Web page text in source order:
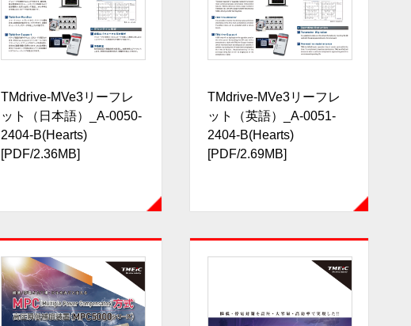
TMdrive-MVe3リーフレ
ット（日本語）_A-0050-
2404-B(Hearts)
[PDF/2.36MB]
TMdrive-MVe3リーフレ
ット（英語）_A-0051-
2404-B(Hearts)
[PDF/2.69MB]